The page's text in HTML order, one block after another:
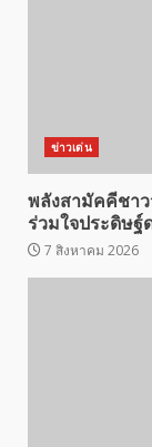
ข่าวเด่น
พลังสามัคคีชาว
ร่วมใจประดิษฐ์
7 สิงหาคม 2026